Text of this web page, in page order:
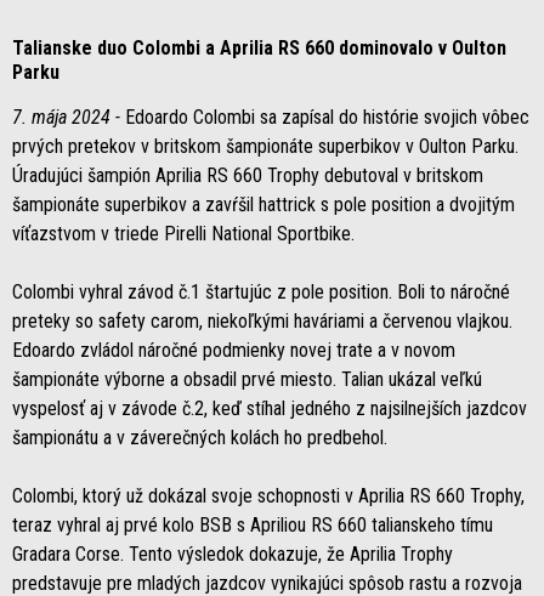
Talianske duo Colombi a Aprilia RS 660 dominovalo v Oulton
Parku
7. mája 2024 - Edoardo Colombi sa zapísal do histórie svojich vôbec
prvých pretekov v britskom šampionáte superbikov v Oulton Parku.
Úradujúci šampión Aprilia RS 660 Trophy debutoval v britskom
šampionáte superbikov a zavŕšil hattrick s pole position a dvojitým
víťazstvom v triede Pirelli National Sportbike.
Colombi vyhral závod č.1 štartujúc z pole position. Boli to náročné
preteky so safety carom, niekoľkými haváriami a červenou vlajkou.
Edoardo zvládol náročné podmienky novej trate a v novom
šampionáte výborne a obsadil prvé miesto. Talian ukázal veľkú
vyspelosť aj v závode č.2, keď stíhal jedného z najsilnejších jazdcov
šampionátu a v záverečných kolách ho predbehol.
Colombi, ktorý už dokázal svoje schopnosti v Aprilia RS 660 Trophy,
teraz vyhral aj prvé kolo BSB s Apriliou RS 660 talianskeho tímu
Gradara Corse. Tento výsledok dokazuje, že Aprilia Trophy
predstavuje pre mladých jazdcov vynikajúci spôsob rastu a rozvoja